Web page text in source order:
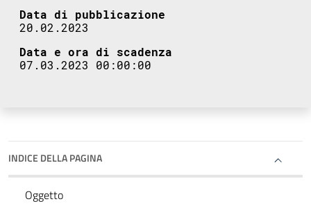
Data di pubblicazione
20.02.2023
Data e ora di scadenza
07.03.2023 00:00:00
INDICE DELLA PAGINA
Oggetto